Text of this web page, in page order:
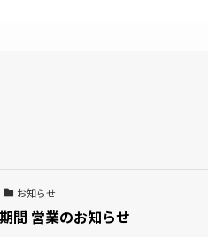
お知らせ
間 営業のお知らせ